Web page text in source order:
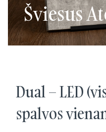
Šviesus
Dual – LED
spalvos